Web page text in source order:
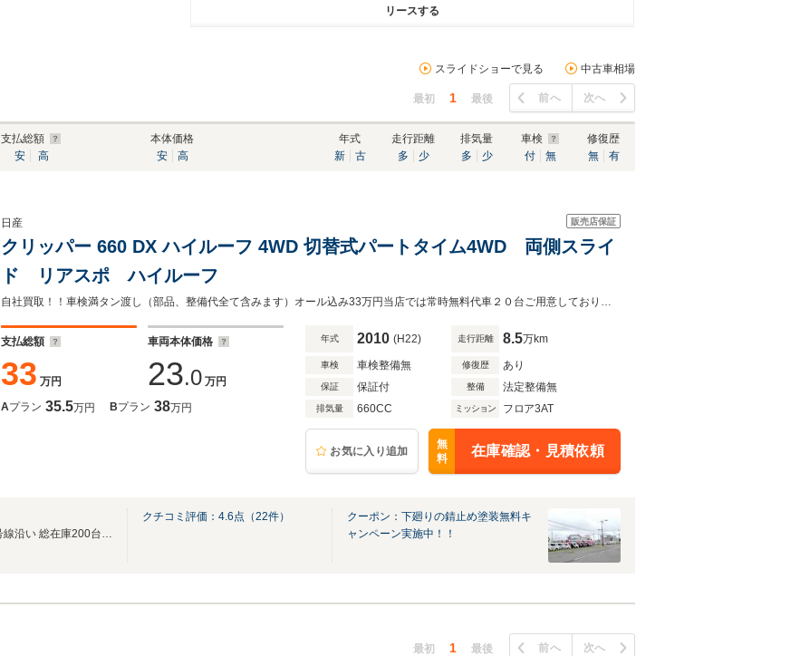
リースする
スライドショーで見る 中古車相場
最初 1 最後 前へ 次へ
支払総額
安
高
本体価格
安
高
年式
新
古
走行距離
多
少
排気量
多
少
車検
付
無
修復歴
無
有
販売店保証
日産
クリッパー 660 DX ハイルーフ 4WD 切替式パートタイム4WD 両側スライ
ド リアスポ ハイルーフ
自社買取！！車検満タン渡し（部品、整備代全て含みます）オール込み33万円当店では常時無料代車２０台ご用意しております。お急ぎのお客様もお任せ下さい。即日代車ご用意致します。
支払総額
33 万円
車両本体価格
23.0 万円
Aプラン 35.5万円 Bプラン 38万円
年式 2010 (H22) 走行距離 8.5万km
車検 車検整備無 修復歴 あり
保証 保証付 整備 法定整備無
排気量 660CC ミッション フロア3AT
お気に入り追加
無
料
在庫確認・見積依頼
おかげさまで創業28年 国道12号線沿い 総在庫200台 1200坪の自社スペース！！
クチコミ評価： 4.6点（22件）
クーポン：下廻りの錆止め塗装無料キ
ャンペーン実施中！！
最初 1 最後 前へ 次へ